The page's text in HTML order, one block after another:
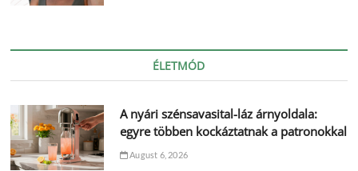
ÉLETMÓD
A nyári szénsavasital-láz árnyoldala:
egyre többen kockáztatnak a patronokkal
August 6, 2026